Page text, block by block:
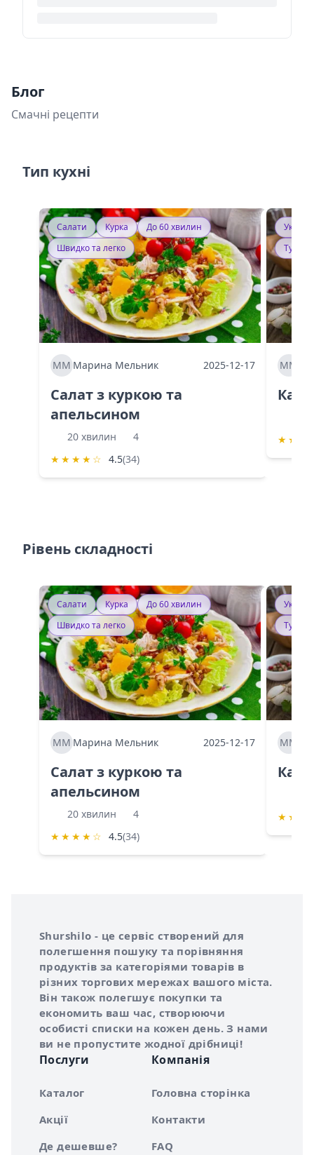
Блог
Смачні рецепти
Тип кухні
Салати Курка
До 60 хвилин
Швидко та легко
ММ Марина Мельник 2025-12-17
Салат з куркою та
апельсином
20 хвилин
4
★ ★ ★ ★ ☆ 4.5(34)
ММ
★ ★
Рівень складності
Салати Курка
До 60 хвилин
Швидко та легко
ММ Марина Мельник 2025-12-17
Салат з куркою та
апельсином
20 хвилин
4
★ ★ ★ ★ ☆ 4.5(34)
ММ
★ ★
Про сервіс Shurshilo
Shurshilo - це сервіс створений для
полегшення пошуку та порівняння
продуктів за категоріями товарів в
різних торгових мережах вашого міста.
Він також полегшує покупки та
економить ваш час, створюючи
особисті списки на кожен день. З нами
ви не пропустите жодної дрібниці!
Послуги
Каталог
Акції
Де дешевше?
Компанія
Головна сторінка
Контакти
FAQ